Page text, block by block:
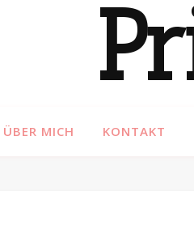
ÜBER MICH KONTAKT